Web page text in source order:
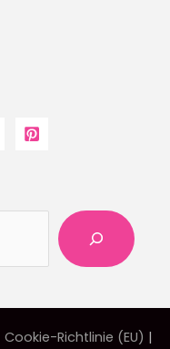
Cookie-Richtlinie (EU) |